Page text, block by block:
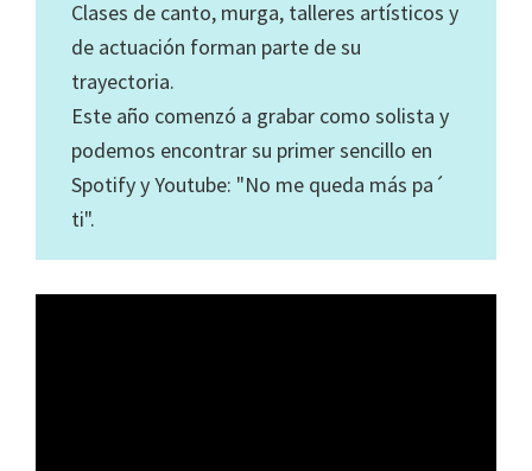
Clases de canto, murga, talleres artísticos y
de actuación forman parte de su
trayectoria.
Este año comenzó a grabar como solista y
podemos encontrar su primer sencillo en
Spotify y Youtube: "No me queda más pa´
ti".